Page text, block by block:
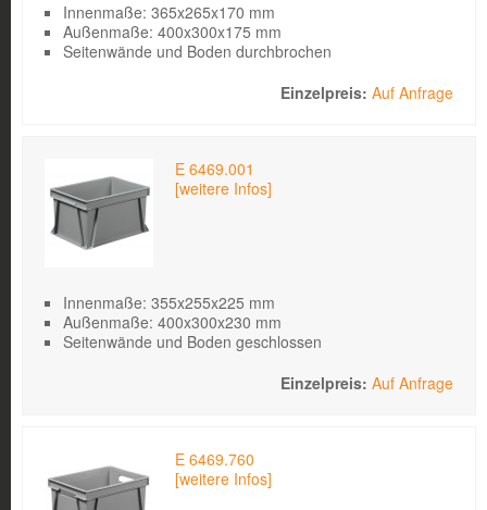
Innenmaße: 365x265x170 mm
Außenmaße: 400x300x175 mm
Seitenwände und Boden durchbrochen
Auf Anfrage
E 6469.001
[weitere Infos]
Innenmaße: 355x255x225 mm
Außenmaße: 400x300x230 mm
Seitenwände und Boden geschlossen
Auf Anfrage
E 6469.760
[weitere Infos]